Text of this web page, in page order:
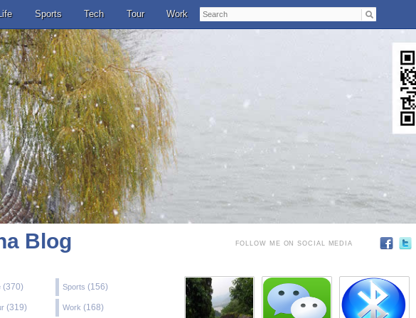
Sports Tech Tour Work
Search
Blog
(370) Sports (156)
(319) Work (168)
FOLLOW ME ON SOCIAL MEDIA